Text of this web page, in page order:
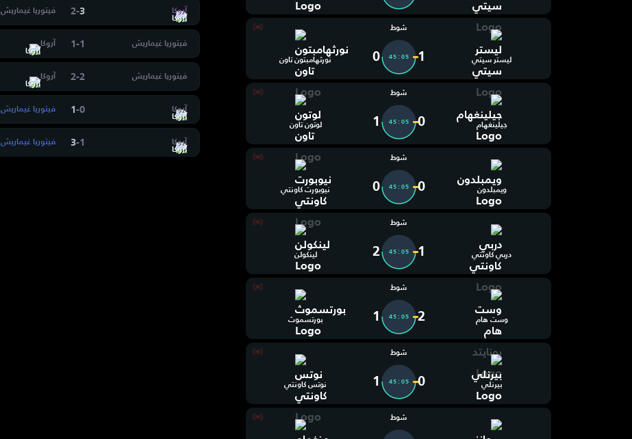
ليستر سيتي
شوط
1
45:06
0 نورثهامبتون تاون
جيلينغهام
شوط
0
45:06
1 لوتون تاون
ويمبلدون
شوط
0
45:06
0 نيوبورت كاونتي
دربي كاونتي
شوط
1
45:06
2 لينكولن
وست هام
شوط
2
45:06
1 بورتسموث
بيرنلي
شوط
0
45:06
1 نوتس كاونتي
شوط
آروكا 3
-
2 فيتوريا غيماريش
فيتوريا غيماريش 1
-
1 آروكا
فيتوريا غيماريش 2
-
2 آروكا
آروكا 0
-
1 فيتوريا غيماريش
آروكا 1
-
3 فيتوريا غيماريش